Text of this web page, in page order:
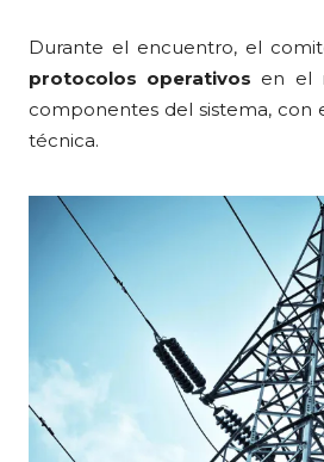
o
o
k
p
p
ti
r
Durante el encuentro, el
protocolos operativos en el
componentes del sistema, con
técnica.